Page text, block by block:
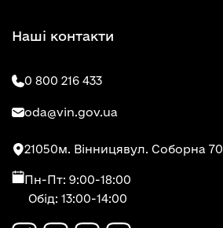
Наші контакти
0 800 216 433
oda@vin.gov.ua
21050м. Вінницявул. Соборна 70
Пн-Пт: 9:00-18:00
Обід: 13:00-14:00